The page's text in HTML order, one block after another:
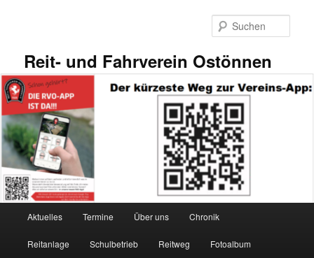
Reit- und Fahrverein Ostönnen
Aktuelles Termine Über uns Chronik
Reitanlage Schulbetrieb Reitweg Fotoalbum